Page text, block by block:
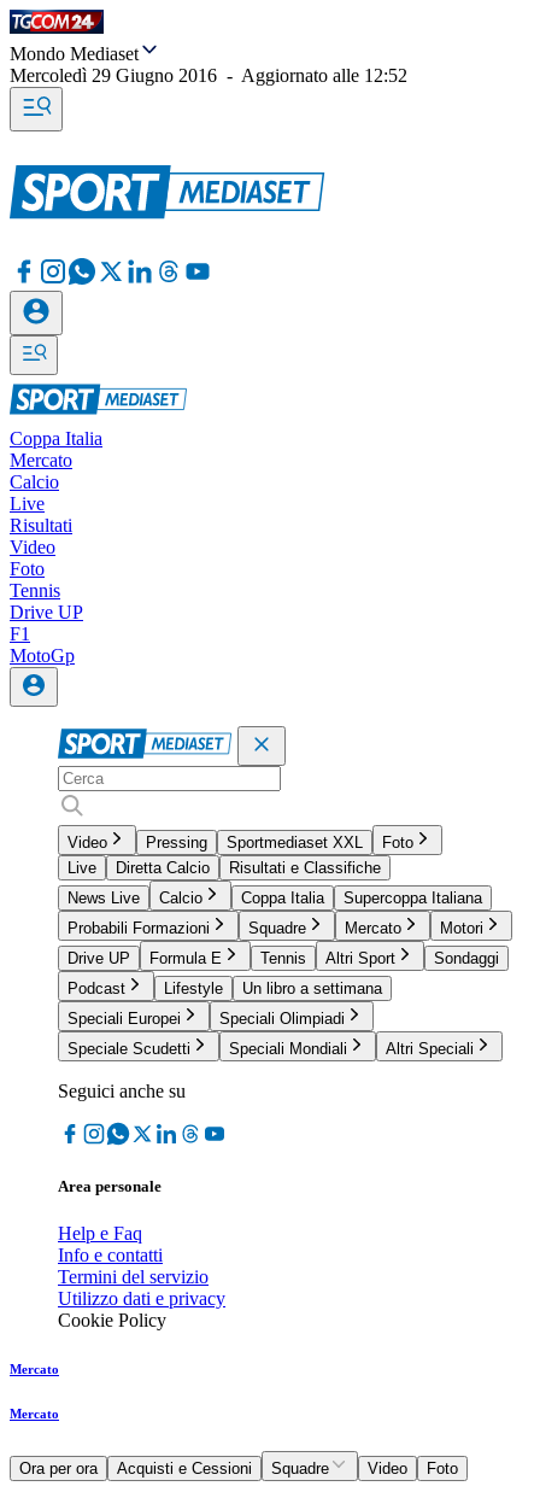
Mondo Mediaset
Mercoledì 29 Giugno 2016 - Aggiornato alle 12:52
Coppa Italia
Mercato
Calcio
Live
Risultati
Video
Foto
Tennis
Drive UP
F1
MotoGp
Video Pressing Sportmediaset XXL
Foto
Live
Diretta Calcio
Risultati e Classifiche
News Live
Calcio Coppa Italia
Supercoppa Italiana
Probabili Formazioni
Squadre Mercato
Motori
Drive UP
Formula E Tennis Altri Sport
Sondaggi
Podcast
Lifestyle
Un libro a settimana
Speciali Europei
Speciali Olimpiadi
Speciale Scudetti
Speciali Mondiali Altri Speciali
Seguici anche su
Area personale
Help e Faq
Info e contatti
Termini del servizio
Utilizzo dati e privacy
Cookie Policy
Mercato
Mercato
Ora per ora Acquisti e Cessioni Squadre Video Foto